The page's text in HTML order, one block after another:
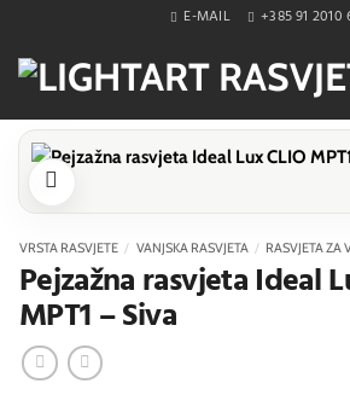
content
E-MAIL +385 91 2010
VRSTA RASVJETE / VANJSKA RASVJETA / RASVJETA ZA
Pejzažna rasvjeta Ideal
MPT1 – Siva